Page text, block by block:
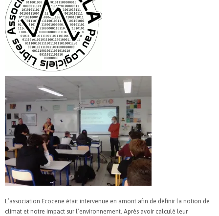
L’association Ecocene était intervenue en amont afin de définir la notion de
climat et notre impact sur l’environnement. Après avoir calculé leur